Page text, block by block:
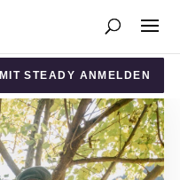
MIT STEADY ANMELDEN